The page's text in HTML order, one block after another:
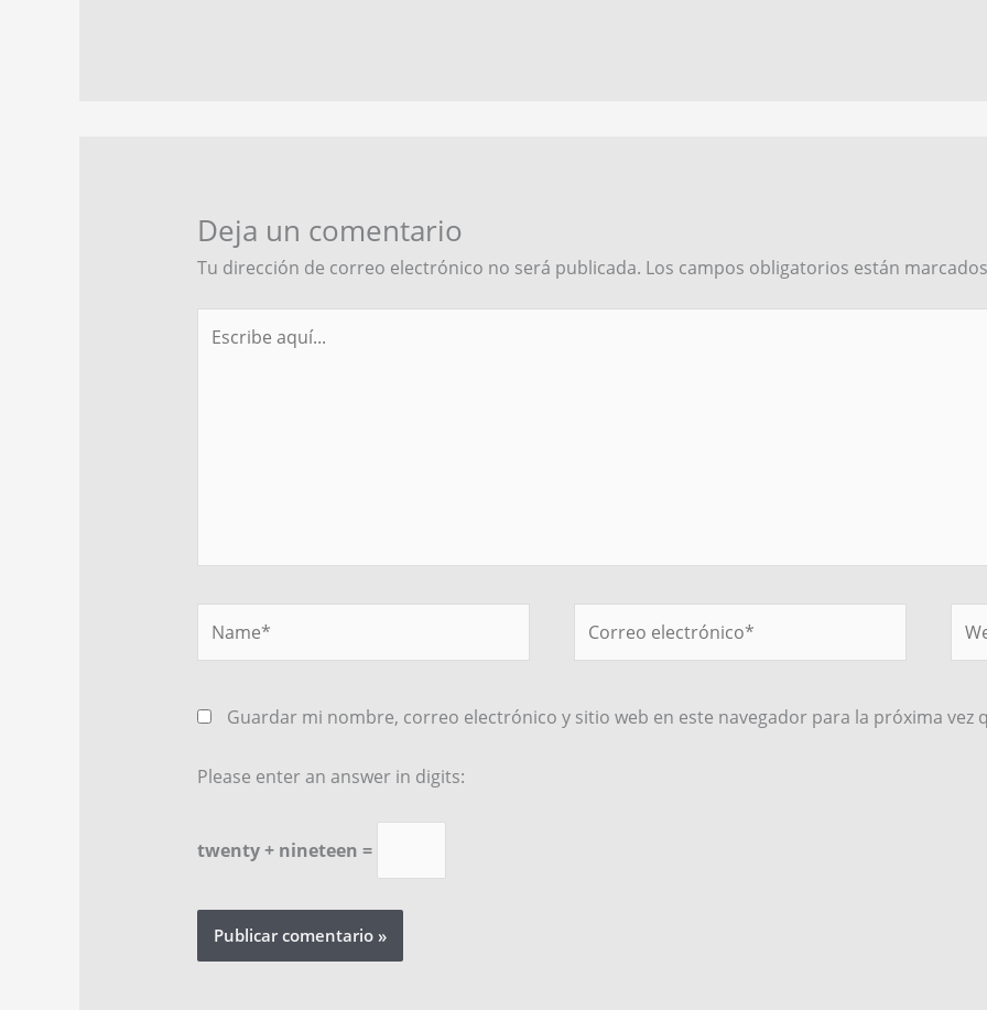
Deja un comentario
Tu dirección de correo electrónico no será publicada. Los campos obligatorios están
aquí...
electrónico*
Guardar mi nombre, correo electrónico y sitio web en este navegador para la próxima vez
Please enter an answer in digits:
twenty + nineteen =